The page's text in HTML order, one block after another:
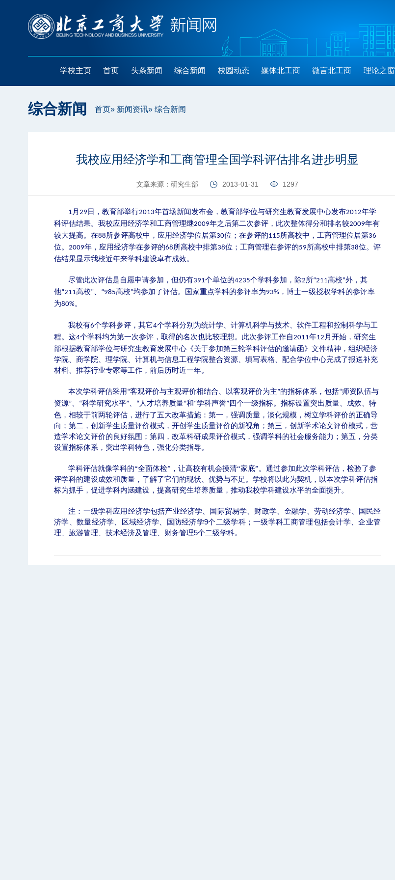
学校主页 首页 头条新闻 综合新闻 校园动态 媒体北工商 微言北工商 理论之窗
综合新闻 首页» 新闻资讯» 综合新闻
我校应用经济学和工商管理全国学科评估排名进步明显
文章来源：研究生部 2013-01-31 1297
1 月 29 日，教育部举行2013年首场新闻发布会，教育部学位与研究生教育发展中心发布2012年学
科评估结果。我校应用经济学和工商管理继2009年之后第二次参评，此次整体得分和排名较2009年有
较大提高。在88 所参评高校中，应用经济学位居第30位；在参评的115 所高校中，工商管理位居第36
位。 2009年，应用经济学在参评的68 所高校中排第38位；工商管理在参评的59 所高校中排第38位。评
估结果显示我校近年来学科建设卓有成效。
尽管此次评估是自愿申请参加，但仍有391个单位的4235个学科参加，除2 所“211高校”外，其
他“211高校” “985高校”均参加了评估。国家重点学科的参评率为93% ，博士一级授权学科的参评率
为80%。
我校有6个学科参评，其它4个学科分别为统计学、计算机科学与技术、软件工程和控制科学与工
程。这4个学科均为第一次参评，取得的名次也比较理想。此次参评工作自2011年12 月开始，研究生
部根据教育部学位与研究生教育发展中心《关于参加第三轮学科评估的邀请函》文件精神，组织经济
学院、商学院、理学院、计算机与信息工程学院整合资源、填写表格、配合学位中心完成了报送补充
材料、推荐行业专家等工作，前后历时近一年。
本次学科评估采用 “客观评价与主观评价相结合、以客观评价为主”的指标体系，包括“师资队伍与
资源” “科学研究水平” “ 人才培养质量”和“学科声誉” 四个一级指标。指标设置突出质量、成效、特
色，相较于前两轮评估，进行了五大改革措施：第一，强调质量，淡化规模，树立学科评价的正确导
向；第二，创新学生质量评价模式，开创学生质量评价的新视角；第三，创新学术论文评价模式，营
造学术论文评价的良好氛围；第四，改革科研成果评价模式，强调学科的社会服务能力；第五，分类
设置指标体系，突出学科特色，强化分类指导。
学科评估就像学科的“全面体检” ，让高校有机会摸清“家底”。通过参加此次学科评估，检验了参
评学科的建设成效和质量，了解了它们的现状、优势与不足。学校将以此为契机，以本次学科评估指
标为抓手，促进学科内涵建设，提高研究生培养质量，推动我校学科建设水平的全面提升。
注：一级学科应用经济学包括产业经济学、国际贸易学、财政学、金融学、劳动经济学、国民经
济学、数量经济学、区域经济学、国防经济学9个二级学科；一级学科工商管理包括会计学、企业管
理、旅游管理、技术经济及管理、财务管理5个二级学科。
【审核评估】新一轮本科教育教学审核评估工作 历年十大新闻